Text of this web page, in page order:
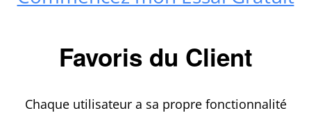
Favoris du Client
Chaque utilisateur a sa propre fonctionnalité